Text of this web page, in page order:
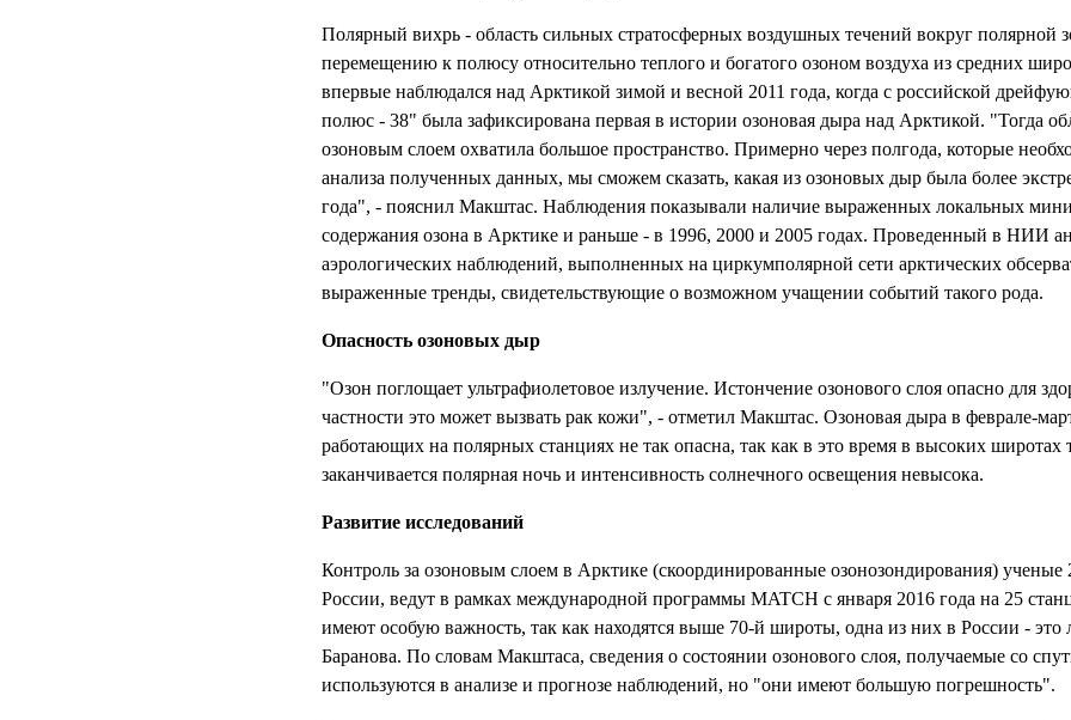
Полярный вихрь - область сильных стратосферных воздушных течений вокруг полярной
перемещению к полюсу относительно теплого и богатого озоном воздуха из средних
впервые наблюдался над Арктикой зимой и весной 2011 года, когда с российской
полюс - 38" была зафиксирована первая в истории озоновая дыра над Арктикой. "Тогда
озоновым слоем охватила большое пространство. Примерно через полгода, которые
анализа полученных данных, мы сможем сказать, какая из озоновых дыр была более
года", - пояснил Макштас. Наблюдения показывали наличие выраженных локальных
содержания озона в Арктике и раньше - в 1996, 2000 и 2005 годах. Проведенный в НИИ
аэрологических наблюдений, выполненных на циркумполярной сети арктических
выраженные тренды, свидетельствующие о возможном учащении событий такого рода.
Опасность озоновых дыр
"Озон поглощает ультрафиолетовое излучение. Истончение озонового слоя опасно для
частности это может вызвать рак кожи", - отметил Макштас. Озоновая дыра в феврале-
работающих на полярных станциях не так опасна, так как в это время в высоких широтах
заканчивается полярная ночь и интенсивность солнечного освещения невысока.
Развитие исследований
Контроль за озоновым слоем в Арктике (скоординированные озонозондирования) ученые
России, ведут в рамках международной программы MATCH с января 2016 года на 25
имеют особую важность, так как находятся выше 70-й широты, одна из них в России - это
Баранова. По словам Макштаса, сведения о состоянии озонового слоя, получаемые со
используются в анализе и прогнозе наблюдений, но "они имеют большую погрешность".